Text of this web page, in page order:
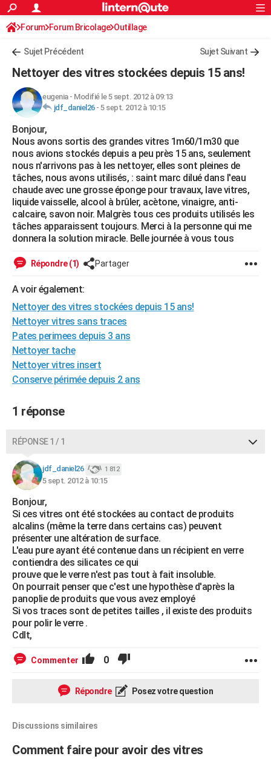
ACTUALITÉS
Politique
Société
Faits Divers
Education
Monde
Villes
+
FINANCE
Retraite
Impôts
Epargne
Immobilier
Risques naturels par ville
Banque
Assurance
Crédit
AUTO
Essais
Réserver un essai
Citadines
Berlines
SUV
Forum auto
+HIGH-TECH
Mobiles
Meilleur smartphone
Internet
Ordinateurs
Jeux vidéo
Guide high-tech
+BRICOLAGE
Forum
Aménagement intérieur
Extérieur
Cuisine
Salle de bains
Jardinage
Rangement
WEEK-END
Guides de France
Escapades
Patrimoine
Expositions
Musées
Week-end nature
LIFESTYLE
Art de vivre
Bien-être
Loisirs
ModeModes de vie
SANTE
Alimentation
Guide de la santé
Maladies
Médicaments
Sommeil
VOYAGE
Destinations
City break
Voyage nature
Voyage de noces
Forum
Climat
PHOTO
GUIDES D'ACHAT
BONS PLANS
CARTE DE VOEUX
Carte de Noël
Carte Bonne année
Carte Saint-Valentin
Carte Pâques
Carte d'anniversaire
DICTIONNAIRE
Dictionnaire
Biographies
Citations
Expressions
Proverbes
PROGRAMME TV
AVIS DE DÉCÈS
FORUM
Bricolage
Lifestyle
Culture
Sport
Auto
Television
Voyage
Cinema
S'inscrire
Connexion
Forum Forum Bricolage Outillage
Sujet Précédent Sujet Suivant
Nettoyer des vitres stockées depuis 15 ans!
eugenia- Modifié le 5 sept. 2012 à 09:13
jdf_daniel26- 5 sept. 2012 à 10:15
Bonjour,
Nous avons sortis des grandes vitres 1m60/1m30 que
nous avions stockés depuis a peu près 15 ans, seulement
nous n'arrivons pas à les nettoyer, elles sont pleines de
tâches, nous avons utilisés, : saint marc dilué dans l'eau
chaude avec une grosse éponge pour travaux, lave vitres,
liquide vaisselle, alcool à brûler, acètone, vinaigre, anti-
calcaire, savon noir. Malgrès tous ces produits utilisés les
tâches apparaissent toujours. Merci à la personne qui me
donnera la solution miracle. Belle journée à vous tous
Répondre (1) Partager
A voir également:
Nettoyer des vitres stockées depuis 15 ans!
Nettoyer vitres sans traces
Pates perimees depuis 3 ans
Nettoyer tache
Nettoyer vitres insert
Conserve périmée depuis 2 ans
1 réponse
RÉPONSE 1 / 1
jdf_daniel26 1 812
5 sept. 2012 à 10:15
Bonjour,
Si ces vitres ont été stockées au contact de produits
alcalins (même la terre dans certains cas) peuvent
présenter une altération de surface.
L'eau pure ayant été contenue dans un récipient en verre
contiendra des silicates ce qui
prouve que le verre n'est pas tout à fait insoluble.
On pourrait penser que c'est une hypothèse d'après la
panoplie de produits que vous avez employé
Si vos traces sont de petites tailles , il existe des produits
pour polir le verre .
Cdlt,
Commenter 0
Répondre Posez votre question
Discussions similaires
Comment faire pour avoir des vitres